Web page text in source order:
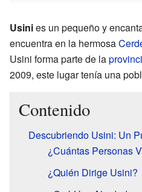
Usinies un pequeño y
encuentra en la hermosa
Usini forma parte de la
2009, este lugar tenía una
Contenido
Descubriendo Usini: Un
¿Cuántas Personas
¿Quién Dirige Usini?